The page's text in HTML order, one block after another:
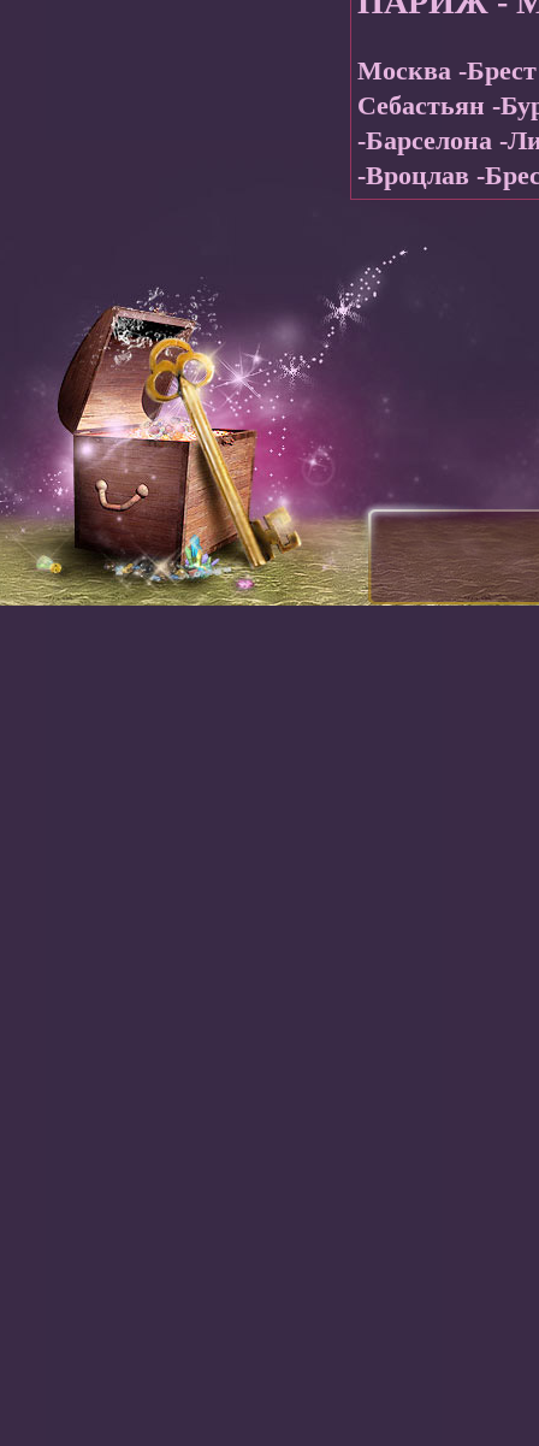
Москва -
Себастьян -
-Барселона -
-Вроцлав -